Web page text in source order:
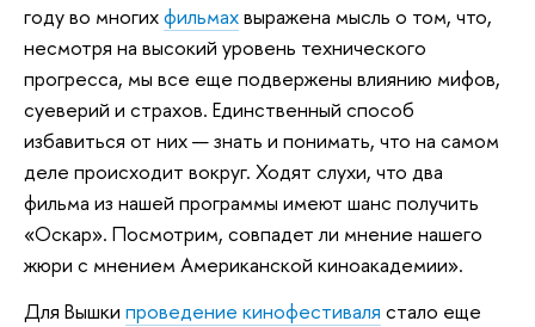
году во многихфильмахвыражена мысль о том, что,
несмотря на высокий уровень технического
прогресса, мы все еще подвержены влиянию мифов,
суеверий и страхов. Единственный способ
избавиться от них — знать и понимать, что на самом
деле происходит вокруг. Ходят слухи, что два
фильма из нашей программы имеют шанс получить
«Оскар». Посмотрим, совпадет ли мнение нашего
жюри с мнением Американской киноакадемии».
Для Вышки проведение кинофестиваля стало еще